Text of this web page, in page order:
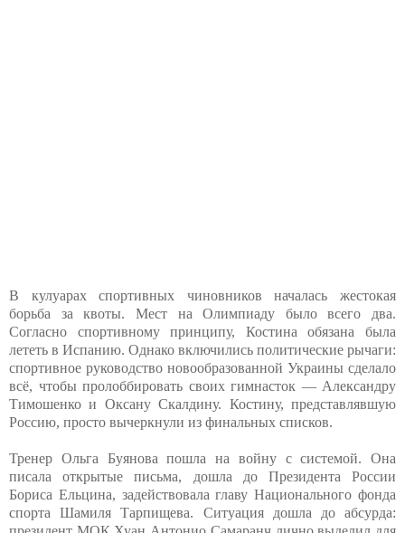
В кулуарах спортивных чиновников началась жестокая
борьба за квоты. Мест на Олимпиаду было всего два.
Согласно спортивному принципу, Костина обязана была
лететь в Испанию. Однако включились политические рычаги:
спортивное руководство новообразованной Украины сделало
всё, чтобы пролоббировать своих гимнасток — Александру
Тимошенко и Оксану Скалдину. Костину, представлявшую
Россию, просто вычеркнули из финальных списков.
Тренер Ольга Буянова пошла на войну с системой. Она
писала открытые письма, дошла до Президента России
Бориса Ельцина, задействовала главу Национального фонда
спорта Шамиля Тарпищева. Ситуация дошла до абсурда: